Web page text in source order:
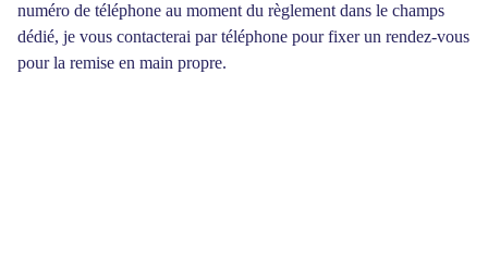
numéro de téléphone au moment du règlement dans le champs
dédié, je vous contacterai par téléphone pour fixer un rendez-vous
pour la remise en main propre.